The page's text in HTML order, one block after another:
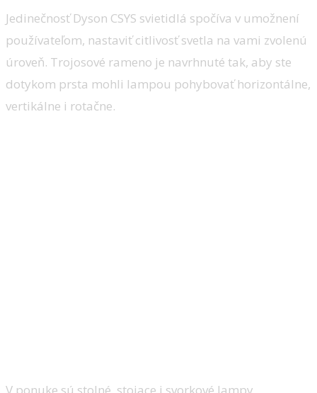
Jedinečnosť Dyson CSYS svietidlá spočíva v umožnení
používateľom, nastaviť citlivosť svetla na vami zvolenú
úroveň. Trojosové rameno je navrhnuté tak, aby ste
dotykom prsta mohli lampou pohybovať horizontálne,
vertikálne i rotačne.
V ponuke sú stolné, stojace i svorkové lampy